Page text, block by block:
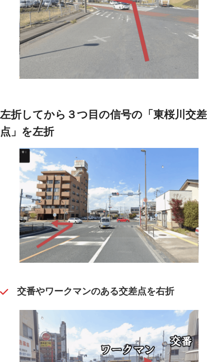
左折してから３つ目の信号の「東桜川交差
点」を左折
交番やワークマンのある交差点を右折